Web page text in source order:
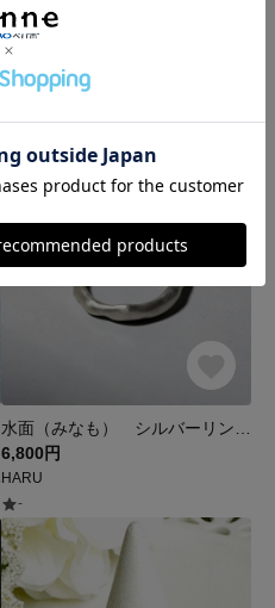
1,500円
SAYA ART
6,800円
HARU
-